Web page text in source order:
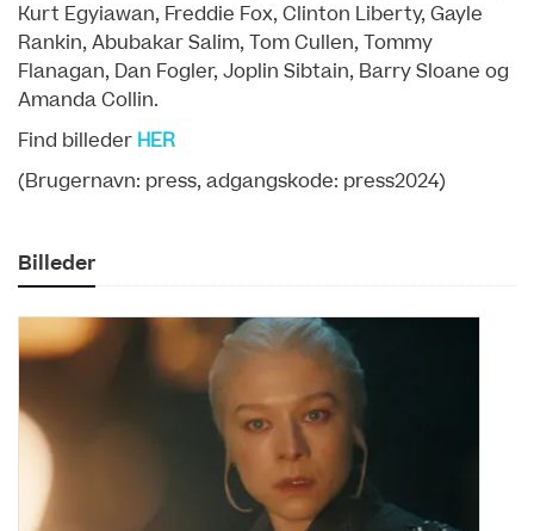
Kurt Egyiawan, Freddie Fox, Clinton Liberty, Gayle
Rankin, Abubakar Salim, Tom Cullen, Tommy
Flanagan, Dan Fogler, Joplin Sibtain, Barry Sloane og
Amanda Collin.
Find billeder HER
(Brugernavn: press, adgangskode: press2024)
Billeder